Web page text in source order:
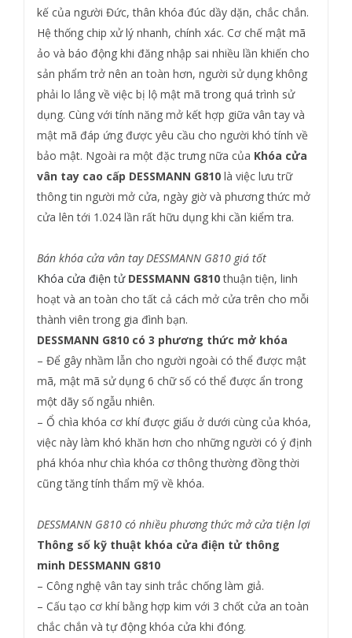
kế của người Đức, thân khóa đúc dầy dặn, chắc chắn.
Hệ thống chip xử lý nhanh, chính xác. Cơ chế mật mã
ảo và báo động khi đăng nhập sai nhiều lần khiến cho
sản phẩm trở nên an toàn hơn, người sử dụng không
phải lo lắng về việc bị lộ mật mã trong quá trình sử
dụng. Cùng với tính năng mở kết hợp giữa vân tay và
mật mã đáp ứng được yêu cầu cho người khó tính về
bảo mật. Ngoài ra một đặc trưng nữa của Khóa cửa
vân tay cao cấp DESSMANN G810là việc lưu trữ
thông tin người mở cửa, ngày giờ và phương thức mở
cửa lên tới 1.024 lần rất hữu dụng khi cần kiểm tra.
Bán khóa cửa vân tay DESSMANN G810 giá tốt
Khóa cửa điện tử DESSMANN G810thuận tiện, linh
hoạt và an toàn cho tất cả cách mở cửa trên cho mỗi
thành viên trong gia đình bạn.
DESSMANN G810 có 3 phương thức mở khóa
– Để gây nhầm lẫn cho người ngoài có thể được mật
mã, mật mã sử dụng 6 chữ số có thể được ẩn trong
một dãy số ngẫu nhiên.
– Ổ chìa khóa cơ khí được giấu ở dưới cùng của khóa,
việc này làm khó khăn hơn cho những người có ý định
phá khóa như chìa khóa cơ thông thường đồng thời
cũng tăng tính thẩm mỹ về khóa.
DESSMANN G810 có nhiều phương thức mở cửa tiện lợi
Thông số kỹ thuật khóa cửa điện tử thông
minh DESSMANN G810
– Công nghệ vân tay sinh trắc chống làm giả.
– Cấu tạo cơ khí bằng hợp kim với 3 chốt cửa an toàn